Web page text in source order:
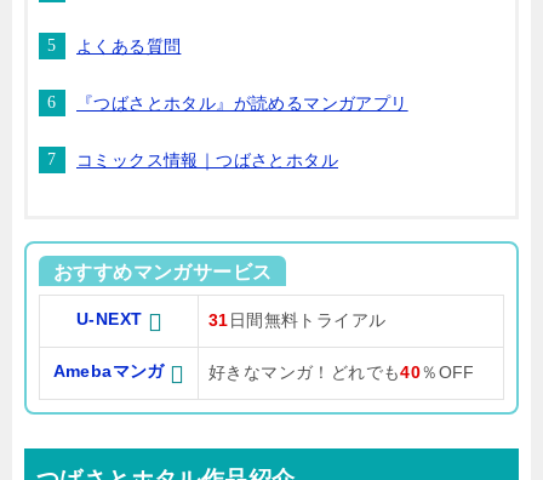
よくある質問
『つばさとホタル』が読めるマンガアプリ
コミックス情報｜つばさとホタル
おすすめマンガサービス
U-NEXT 31 日間無料トライアル
Amebaマンガ 好きなマンガ！どれでも40％OFF